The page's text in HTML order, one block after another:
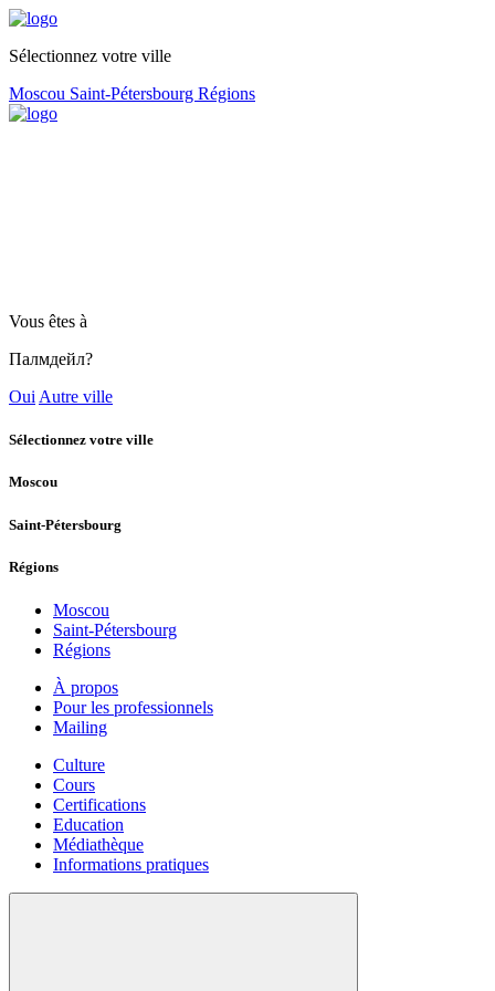
Sélectionnez votre ville
Moscou Saint-Pétersbourg Régions
Vous êtes à
Палмдейл?
Oui Autre ville
Sélectionnez votre ville
Moscou
Saint-Pétersbourg
Régions
Moscou
Saint-Pétersbourg
Régions
À propos
Pour les professionnels
Mailing
Culture
Cours
Certifications
Education
Médiathèque
Informations pratiques